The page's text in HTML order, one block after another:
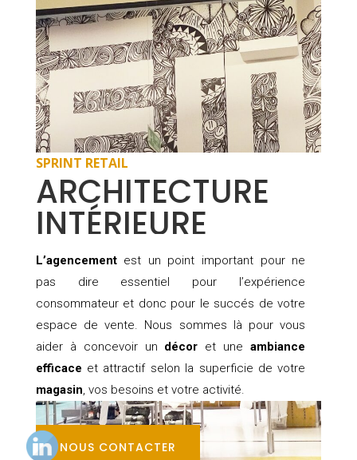
SPRINT RETAIL
ARCHITECTURE
INTÉRIEURE
L’agencementest un point important pour ne
pas dire essentiel pour l’expérience
consommateur et donc pour le succés de votre
espace de vente. Nous sommes là pour vous
aider à concevoir un décor et uneambiance
efficace et attractif selon la superficie de votre
magasin, vos besoins et votre activité.
NOUS CONTACTER